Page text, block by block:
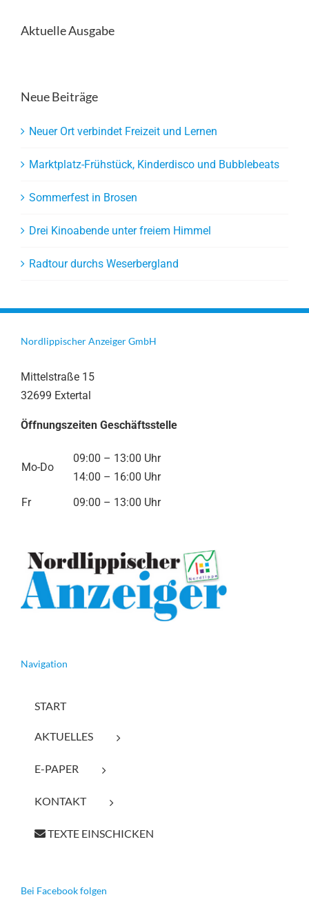
Aktuelle Ausgabe
Neue Beiträge
Neuer Ort verbindet Freizeit und Lernen
Marktplatz-Frühstück, Kinderdisco und Bubblebeats
Sommerfest in Brosen
Drei Kinoabende unter freiem Himmel
Radtour durchs Weserbergland
Nordlippischer Anzeiger GmbH
Mittelstraße 15
32699 Extertal
Öffnungszeiten Geschäftsstelle
Mo-Do
09:00 – 13:00 Uhr
14:00 – 16:00 Uhr
Fr
09:00 – 13:00 Uhr
Navigation
START
AKTUELLES
E-PAPER
KONTAKT
TEXTE EINSCHICKEN
Bei Facebook folgen